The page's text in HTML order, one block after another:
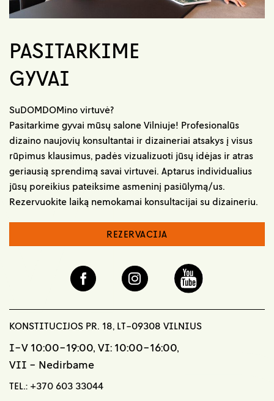
PASITARKIME
GYVAI
SuDOMDOMino virtuvė?
Pasitarkime gyvai mūsų salone Vilniuje! Profesionalūs
dizaino naujovių konsultantai ir dizaineriai atsakys į visus
rūpimus klausimus, padės vizualizuoti jūsų idėjas ir atras
geriausią sprendimą savai virtuvei. Aptarus individualius
jūsų poreikius pateiksime asmeninį pasiūlymą/us.
Rezervuokite laiką nemokamai konsultacijai su dizaineriu.
REZERVACIJA
KONSTITUCIJOS PR. 18, LT-09308 VILNIUS
I-V 10:00-19:00, VI: 10:00-16:00,
VII - Nedirbame
TEL.: +370 603 33044